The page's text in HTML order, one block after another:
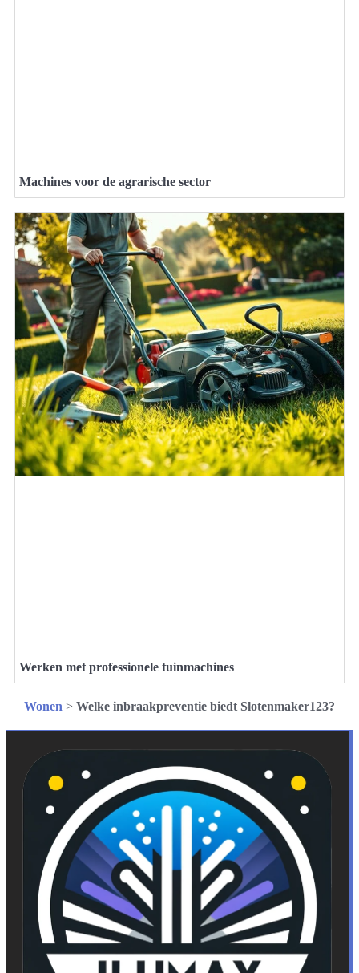
Machines voor de agrarische sector
Werken met professionele tuinmachines
Wonen > Welke inbraakpreventie biedt Slotenmaker123?